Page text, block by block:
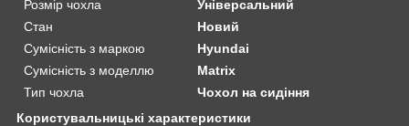
Розмір чохла
Універсальний
Стан
Новий
Сумісність з маркою
Hyundai
Сумісність з моделлю
Matrix
Тип чохла
Чохол на сидіння
Користувальницькі характеристики